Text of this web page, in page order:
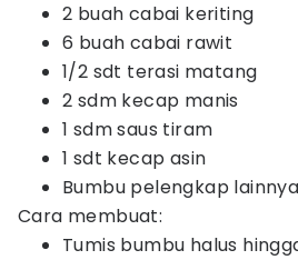
2 buah cabai keriting
6 buah cabai rawit
1/2 sdt terasi matang
2 sdm kecap manis
1 sdm saus tiram
1 sdt kecap asin
Bumbu pelengkap lainnya
Cara membuat:
Tumis bumbu halus